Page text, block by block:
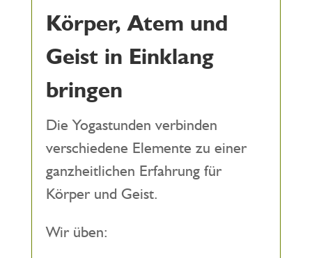
Körper, Atem und
Geist in Einklang
bringen
Die Yogastunden verbinden
verschiedene Elemente zu einer
ganzheitlichen Erfahrung für
Körper und Geist.
Wir üben: